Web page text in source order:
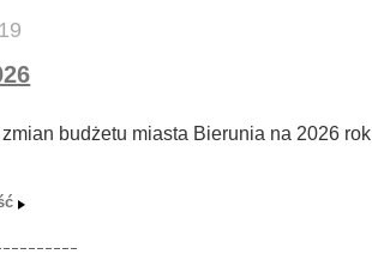
budżetu miasta Bierunia na 2026 rok